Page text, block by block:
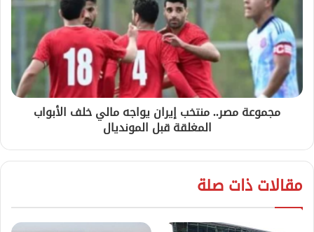
مجموعة مصر.. منتخب إيران يواجه مالي خلف الأبواب
المغلقة قبل المونديال
مقالات ذات صلة